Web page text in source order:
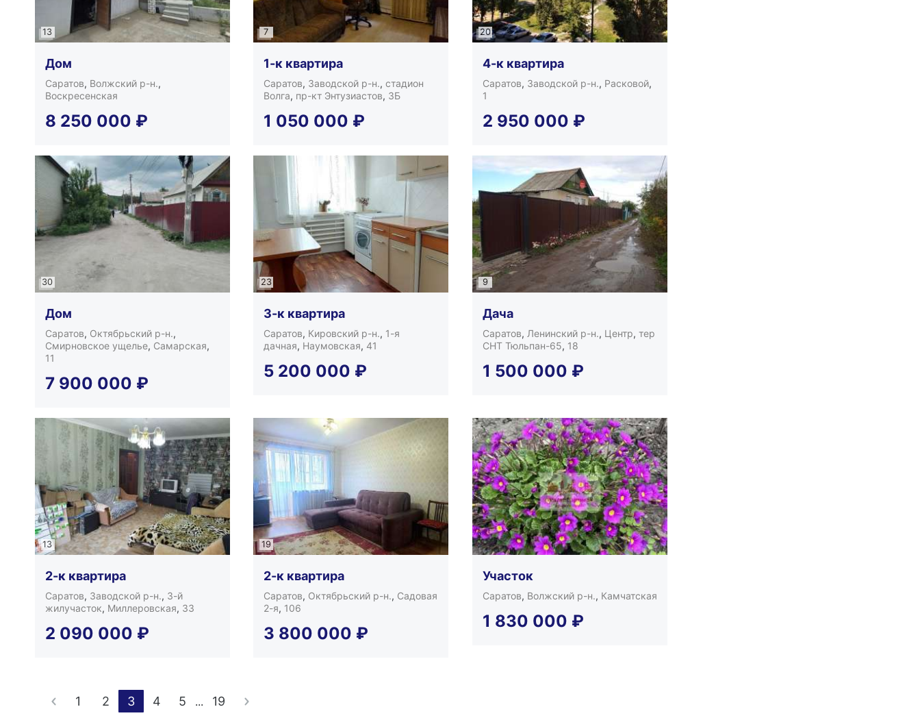
13
Дом
Саратов, Волжский р-н.,
Воскресенская
8 250 000 ₽
7
1-к квартира
Саратов, Заводской р-н.,стадион
Волга, пр-кт Энтузиастов, 3Б
1 050 000 ₽
20
4-к квартира
Саратов, Заводской р-н., Расковой,
1
2 950 000 ₽
30
Дом
Саратов, Октябрьский р-н.,
Смирновское ущелье, Самарская,
11
7 900 000 ₽
23
3-к квартира
Саратов, Кировский р-н., 1-я
дачная, Наумовская, 41
5 200 000 ₽
9
Дача
Саратов, Ленинский р-н., Центр,тер
СНТ Тюльпан-65, 18
1 500 000 ₽
13
2-к квартира
Саратов, Заводской р-н., 3-й
жилучасток, Миллеровская, 33
2 090 000 ₽
19
2-к квартира
Саратов, Октябрьский р-н., Садовая
2-я, 106
3 800 000 ₽
Участок
Саратов, Волжский р-н., Камчатская
1 830 000 ₽
1 2 3 4 5 ... 19